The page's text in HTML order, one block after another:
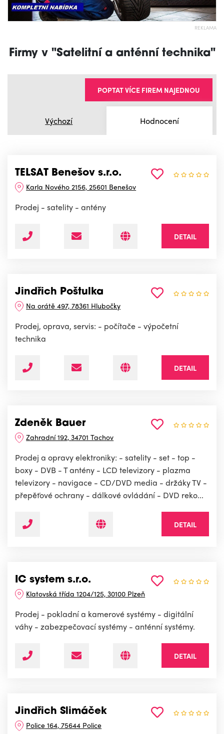
REKLAMA
Firmy v "Satelitní a anténní technika"
Výchozí Hodnocení
POPTAT VÍCE FIREM NAJEDNOU
TELSAT Benešov s.r.o.
Karla Nového 2156, 25601 Benešov
Prodej - satelity - antény
DETAIL
Jindřich Poštulka
Na orátě 497, 78361 Hlubočky
Prodej, oprava, servis: - počítače - výpočetní
technika
DETAIL
Zdeněk Bauer
Zahradní 192, 34701 Tachov
Prodej a opravy elektroniky: - satelity - set - top -
boxy - DVB - T antény - LCD televizory - plazma
televizory - navigace - CD/DVD media - držáky TV -
přepěťové ochrany - dálkové ovládání - DVD reko...
DETAIL
IC system s.r.o.
Klatovská třída 1204/125, 30100 Plzeň
Prodej - pokladní a kamerové systémy - digitální
váhy - zabezpečovací systémy - anténní systémy.
DETAIL
Jindřich Slimáček
Police 164, 75644 Police